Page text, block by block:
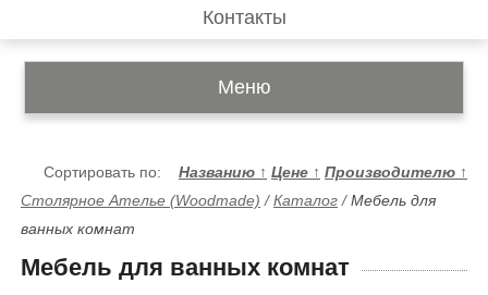
Контакты
Меню
Сортировать по: Названию ↑ Цене ↑ Производителю ↑
Столярное Ателье (Woodmade) /Каталог /Мебель для
ванных комнат
Мебель для ванных комнат